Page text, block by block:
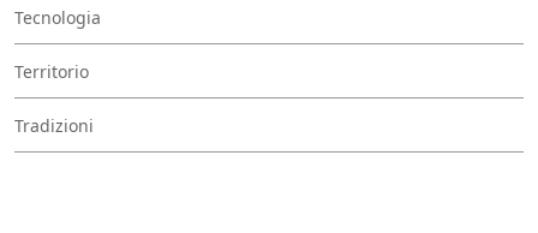
Tecnologia
Territorio
Tradizioni